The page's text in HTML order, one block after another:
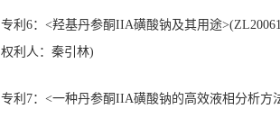
专利 6： <羟基丹参酮IIA磺酸钠及其用途
权利人 ：秦引林)
专利 7： <一种丹参酮IIA磺酸钠的高效液相分析方